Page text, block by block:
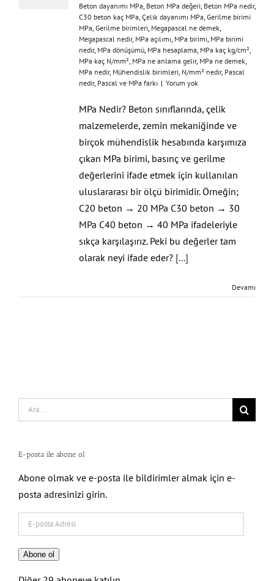
Beton dayanımı MPa Beton MPa değeri Beton MPa nedir,
C30 beton kaç MPa Çelik dayanımı MPa Gerilme birimi
MPa Gerilme birimleri Megapascal ne demek
Megapascal nedir, MPa açılımı MPa birimi MPa birimi
nedir, MPa dönüşümü MPa hesaplama MPa kaç kg/cm²
MPa kaç N/mm² MPa ne anlama gelir, MPa ne demek
MPa nedir, Mühendislik birimleri N/mm² nedir, Pascal
nedir, Pascal ve MPa farkı | Yorum yok
MPa Nedir? Beton sınıflarında, çelik
malzemelerde, zemin mekaniğinde ve
birçok mühendislik hesabında karşımıza
çıkan MPa birimi, basınç ve gerilme
değerlerini ifade etmek için kullanılan
uluslararası bir ölçü birimidir. Örneğin;
C20 beton → 20 MPa C30 beton → 30
MPa C40 beton → 40 MPa ifadeleriyle
sıkça karşılaşırız. Peki bu değerler tam
olarak neyi ifade eder? [...]
Devamı
Search
for:
E-posta ile abone ol
Abone olmak ve e-posta ile bildirimler almak için e-
posta adresinizi girin.
posta
Adresi
Abone ol